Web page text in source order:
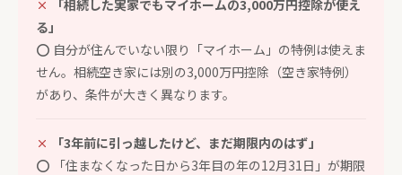
「相続した実家でもマイホームの3,000万円控除が使え
る」
⭕ 自分が住んでいない限り「マイホーム」の特例は使えま
せん。相続空き家には別の3,000万円控除（空き家特例）
があり、条件が大きく異なります。
「3年前に引っ越したけど、まだ期限内のはず」
⭕ 「住まなくなった日から3年目の年の12月31日」が期限